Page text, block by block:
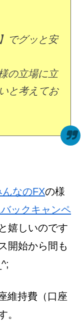
でグッと安
の立場に立
と考えてお
なのFXの様
ックキャンペ
嬉しいのです
開始から間も
維持費（口座
。